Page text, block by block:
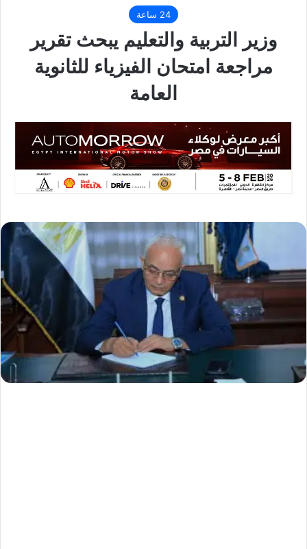
24 ساعة
وزير التربية والتعليم يبحث تقرير
مراجعة امتحان الفيزياء للثانوية
العامة